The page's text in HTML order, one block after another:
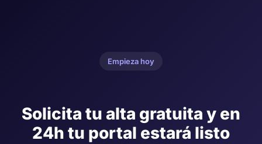
Empieza hoy
Solicita tu alta gratuita y en
24h tu portal estará listo